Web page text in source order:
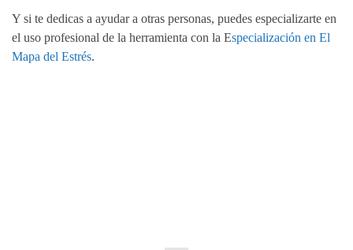
Y si te dedicas a ayudar a otras personas, puedes especializarte en
el uso profesional de la herramienta con la Especialización en El
Mapa del Estrés.